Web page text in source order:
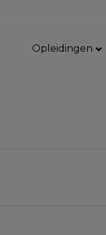
Opleidingen